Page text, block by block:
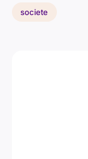
societe